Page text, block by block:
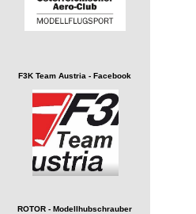
F3K Team Austria - Facebook
ROTOR - Modellhubschrauber